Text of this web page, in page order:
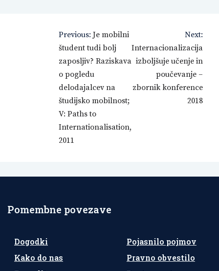
Navigacija
prispevka
Previous: Je mobilni
študent tudi bolj
zaposljiv? Raziskava
o pogledu
delodajalcev na
študijsko mobilnost;
V: Paths to
Internationalisation,
2011
Next:
Internacionalizacija
izboljšuje učenje in
poučevanje –
zbornik konference
2018
Pomembne povezave
Dogodki
Kako do nas
Pojasnilo pojmov
Pravno obvestilo